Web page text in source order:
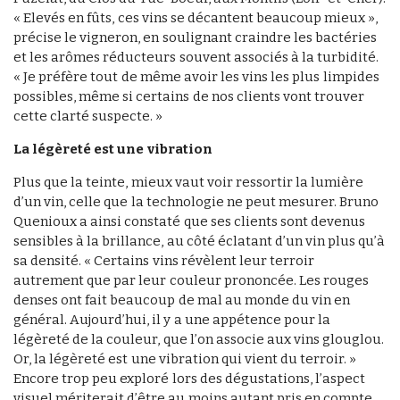
« Elevés en fûts, ces vins se décantent beaucoup mieux »,
précise le vigneron, en soulignant craindre les bactéries
et les arômes réducteurs souvent associés à la turbidité.
« Je préfère tout de même avoir les vins les plus limpides
possibles, même si certains de nos clients vont trouver
cette clarté suspecte. »
La légèreté est une vibration
Plus que la teinte, mieux vaut voir ressortir la lumière
d’un vin, celle que la technologie ne peut mesurer. Bruno
Quenioux a ainsi constaté que ses clients sont devenus
sensibles à la brillance, au côté éclatant d’un vin plus qu’à
sa densité. « Certains vins révèlent leur terroir
autrement que par leur couleur prononcée. Les rouges
denses ont fait beaucoup de mal au monde du vin en
général. Aujourd’hui, il y a une appétence pour la
légèreté de la couleur, que l’on associe aux vins glouglou.
Or, la légèreté est une vibration qui vient du terroir. »
Encore trop peu exploré lors des dégustations, l’aspect